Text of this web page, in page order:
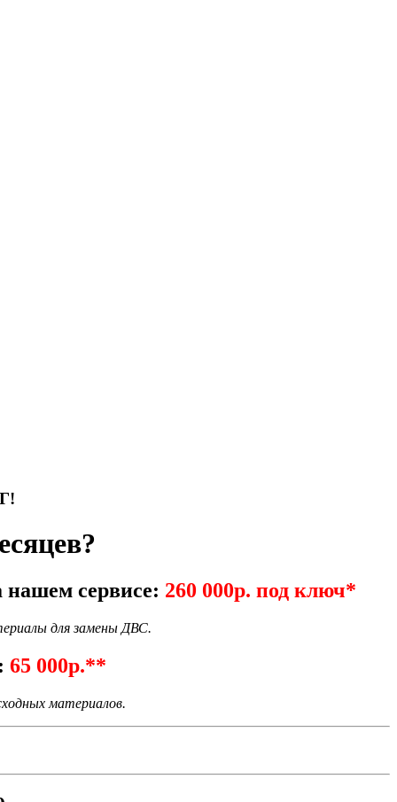
нашем сервисе: 260 000р. под ключ*
для замены ДВС.
65 000р.**
материалов.